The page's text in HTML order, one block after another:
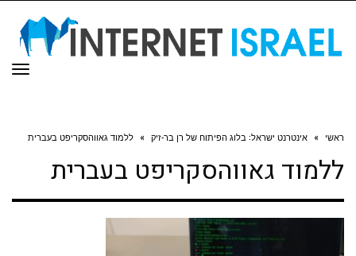
ראשי » אינטרנט ישראל: בלוג הפיתוח של רן בר-זיק » ללמוד גאווהסקריפט בעברית
ללמוד גאווהסקריפט בעברית